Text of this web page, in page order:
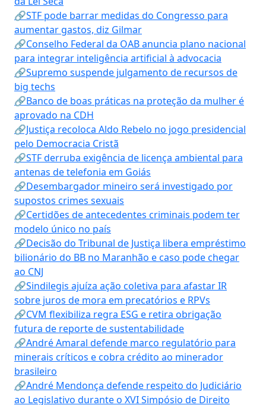
🔗STF pode barrar medidas do Congresso para
aumentar gastos, diz Gilmar
🔗Conselho Federal da OAB anuncia plano nacional
para integrar inteligência artificial à advocacia
🔗Supremo suspende julgamento de recursos de
big techs
🔗Banco de boas práticas na proteção da mulher é
aprovado na CDH
🔗Justiça recoloca Aldo Rebelo no jogo presidencial
pelo Democracia Cristã
🔗STF derruba exigência de licença ambiental para
antenas de telefonia em Goiás
🔗Desembargador mineiro será investigado por
supostos crimes sexuais
🔗Certidões de antecedentes criminais podem ter
modelo único no país
🔗Decisão do Tribunal de Justiça libera empréstimo
bilionário do BB no Maranhão e caso pode chegar
ao CNJ
🔗Sindilegis ajuíza ação coletiva para afastar IR
sobre juros de mora em precatórios e RPVs
🔗CVM flexibiliza regra ESG e retira obrigação
futura de reporte de sustentabilidade
🔗André Amaral defende marco regulatório para
minerais críticos e cobra crédito ao minerador
brasileiro
🔗André Mendonça defende respeito do Judiciário
ao Legislativo durante o XVI Simpósio de Direito